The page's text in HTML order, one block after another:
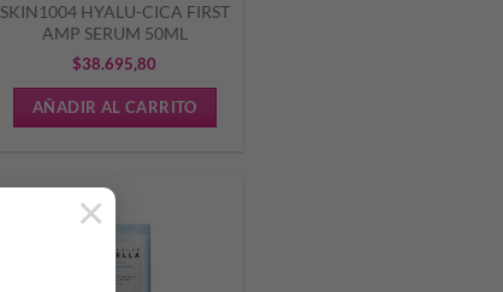
×
SKIN1004 HYALU-CICA FIRST
AMP SERUM 50ML
$38.695,80
AÑADIR AL CARRITO